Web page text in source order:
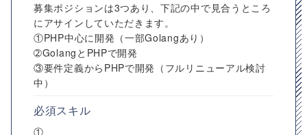
募集ポジションは3つあり、下記の中で見合うところ
にアサインしていただきます。
①PHP中心に開発（一部Golangあり）
➁GolangとPHPで開発
③要件定義からPHPで開発（フルリニューアル検討
中）
必須スキル
①